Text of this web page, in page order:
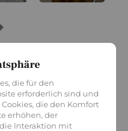
die für den
erforderlich sind und
die den Komfort
erhöhen, der
Interaktion mit
um diese Karte